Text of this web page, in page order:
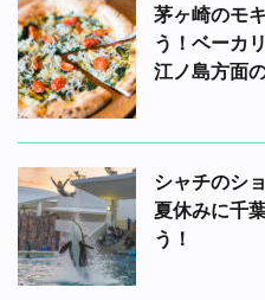
茅ヶ崎のモ
う！ベーカ
江ノ島方面
シャチのシ
夏休みに千
う！